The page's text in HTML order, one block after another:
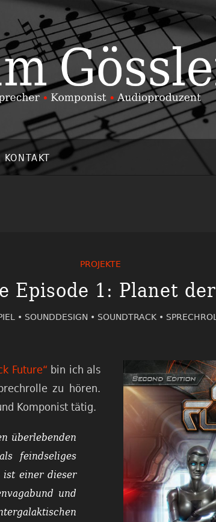
KONTAKT
PROJEKTE
Episode 1: Planet
• SOUNDDESIGN • SOUNDTRACK •
Future“ bin ich als
zu hören.
Komponist tätig.
überlebenden
feindseliges
einer dieser
und